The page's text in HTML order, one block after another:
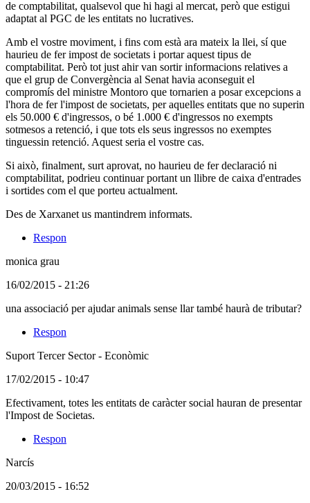
Hi
ha
tipus
de
model
de comptabilitat, qualsevol que hi hagi al mercat, però que estigui
adaptat al PGC de les entitats no lucratives.
Amb el vostre moviment, i fins com està ara mateix la llei, sí que
haurieu de fer impost de societats i portar aquest tipus de
comptabilitat. Però tot just ahir van sortir informacions relatives a
que el grup de Convergència al Senat havia aconseguit el
compromís del ministre Montoro que tornarien a posar excepcions a
l'hora de fer l'impost de societats, per aquelles entitats que no superin
els 50.000 € d'ingressos, o bé 1.000 € d'ingressos no exempts
sotmesos a retenció, i que tots els seus ingressos no exemptes
tinguessin retenció. Aquest seria el vostre cas.
Si això, finalment, surt aprovat, no haurieu de fer declaració ni
comptabilitat, podrieu continuar portant un llibre de caixa d'entrades
i sortides com el que porteu actualment.
Des de Xarxanet us mantindrem informats.
Respon
monica grau
(Usuari
registrat)
16/02/2015 - 21:26
una associació per ajudar animals sense llar també haurà de tributar?
Respon
Suport Tercer Sector - Econòmic
(Usuari
17/02/2015 - 10:47
Comentari
en
una
per
Efectivament, totes les entitats de caràcter social hauran de presentar
l'Impost de Societas.
Respon
Narcís
(Usuari
20/03/2015 - 16:52